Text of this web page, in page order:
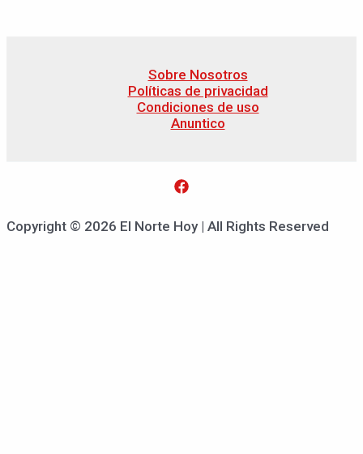
Sobre Nosotros
Políticas de privacidad
Condiciones de uso
Anuntico
Copyright © 2026 El Norte Hoy | All Rights Reserved